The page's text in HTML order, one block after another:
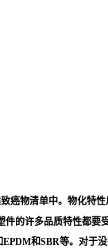
物清单中。物化特性
的许多品质特性都要
和SBR等。对于